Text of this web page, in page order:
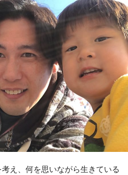
え、何を思いながら生きている